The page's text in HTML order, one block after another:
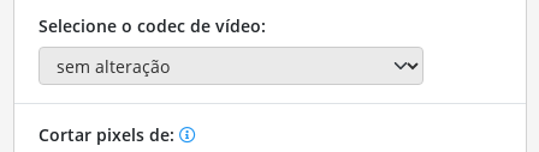
Selecione o codec de vídeo:
Cortar pixels de: